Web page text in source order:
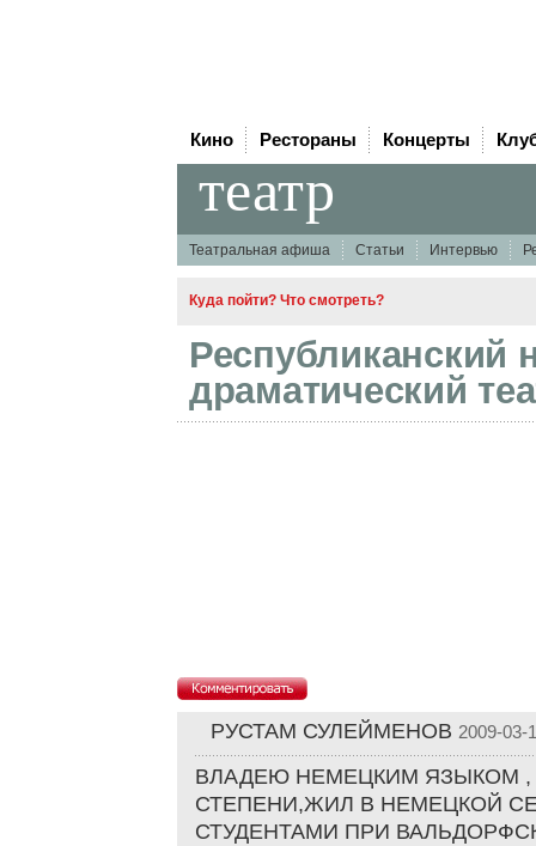
Кино Рестораны Концерты
театр
Театральная афиша Статьи Интервью
Куда пойти? Что смотреть?
Республиканский
драматический
РУСТАМ СУЛЕЙМЕНОВ 2009-03-
ВЛАДЕЮ НЕМЕЦКИМ ЯЗЫКОМ
СТЕПЕНИ,ЖИЛ В НЕМЕЦКОЙ
СТУДЕНТАМИ ПРИ